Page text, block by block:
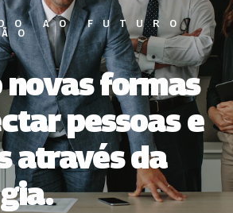
AO FUTURO
novas formas
pessoas e
através da